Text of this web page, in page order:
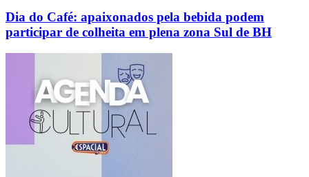
Dia do Café: apaixonados pela bebida podem
participar de colheita em plena zona Sul de BH